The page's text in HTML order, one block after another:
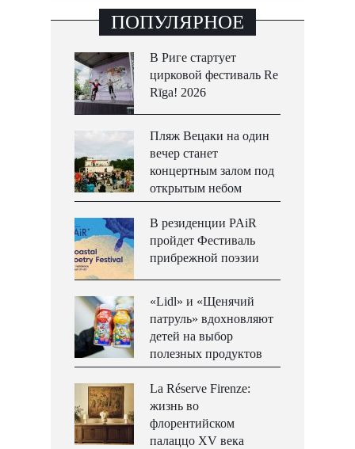
ПОПУЛЯРНОЕ
В Риге стартует
цирковой фестиваль Re
Rīga! 2026
Пляж Вецаки на один
вечер станет
концертным залом под
открытым небом
В резиденции PAiR
пройдет Фестиваль
прибрежной поэзии
«Lidl» и «Щенячий
патруль» вдохновляют
детей на выбор
полезных продуктов
La Réserve Firenze:
жизнь во
флорентийском
палаццо XV века